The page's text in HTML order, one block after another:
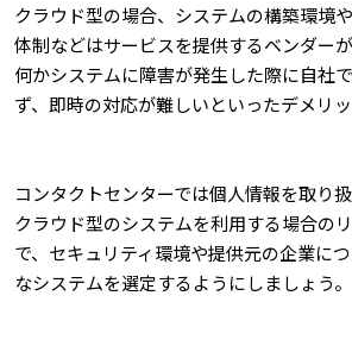
クラウド型の場合、システムの構築環境
体制などはサービスを提供するベンダー
何かシステムに障害が発生した際に自社
ず、即時の対応が難しいといったデメリッ
コンタクトセンターでは個人情報を取り
クラウド型のシステムを利用する場合の
で、セキュリティ環境や提供元の企業に
なシステムを選定するようにしましょう。